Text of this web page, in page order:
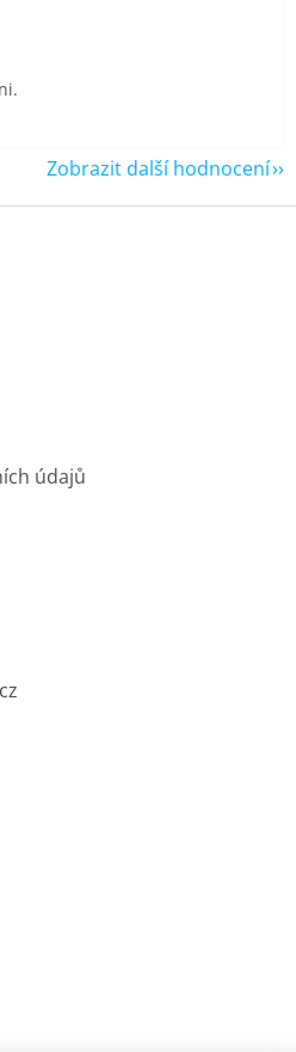
je 5 z 5 hvězdiček.
Zobrazit další hodnocení
údajů